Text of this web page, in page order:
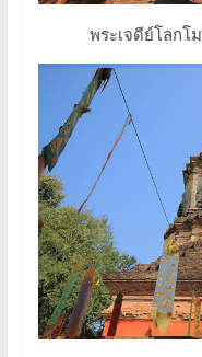
พระเจดีย์โลกโ